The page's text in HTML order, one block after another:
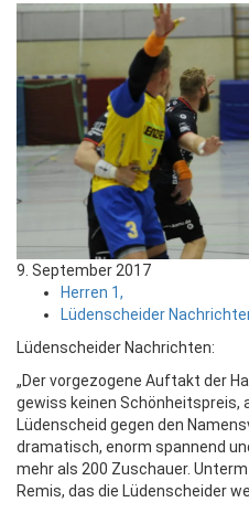
9. September 2017
Herren 1,
Lüdenscheider
Lüdenscheider Nachrichten:
„Der vorgezogene Auftakt der
gewiss keinen Schönheitspreis,
Lüdenscheid gegen den
dramatisch, enorm spannend
mehr als 200 Zuschauer.
Remis, das die Lüdenscheider